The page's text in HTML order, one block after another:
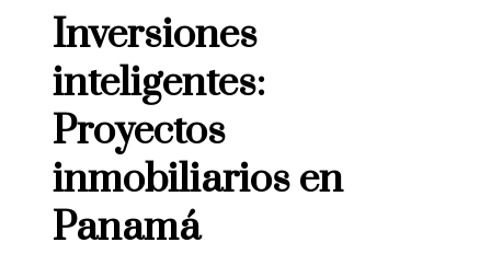
Inversiones
inteligentes:
Proyectos
inmobiliarios en
Panamá